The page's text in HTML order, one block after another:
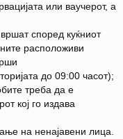
или ваучерот, а
според куќниот
расположиви
до 09:00 часот);
треба да е
кој го издава
на ненајавени лица.